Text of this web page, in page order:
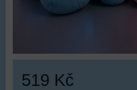
519 Kč